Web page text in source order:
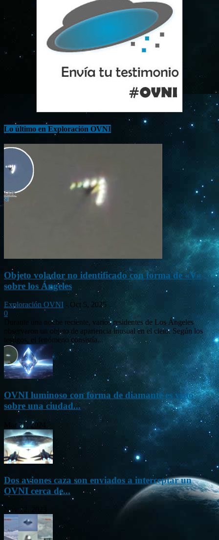
Lo último en Exploración OVNI
Objeto volador no identificado con forma de «V»
sobre los Ángeles
Exploración OVNI - Oct 5, 2025
0
Durante una noche reciente, varios residentes de Los Ángeles
observaron un objeto de apariencia inusual en el cielo. Según los
testigos, el fenómeno consistía...
OVNI luminoso con forma de diamante es visto
sobre una ciudad...
Mar 31, 2024
Dos aviones caza son enviados a interceptar un
OVNI cerca de...
Nov 22, 2023